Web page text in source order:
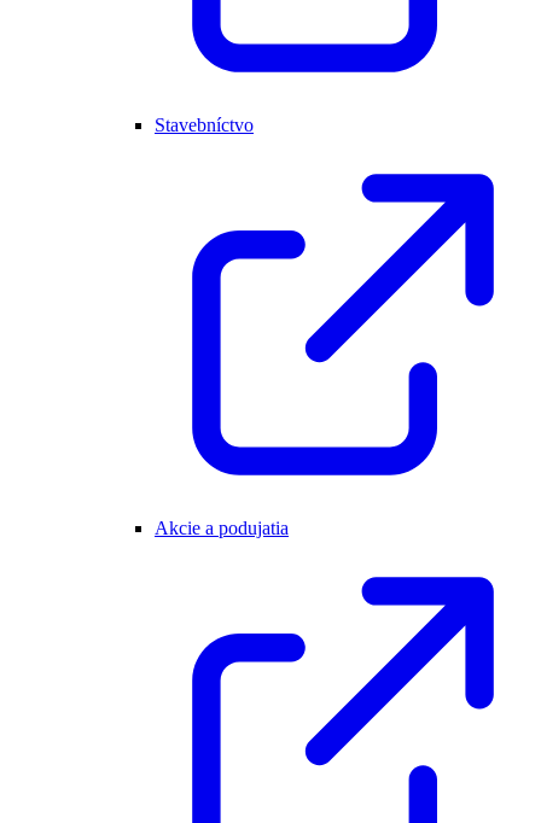
Stavebníctvo
Akcie a podujatia